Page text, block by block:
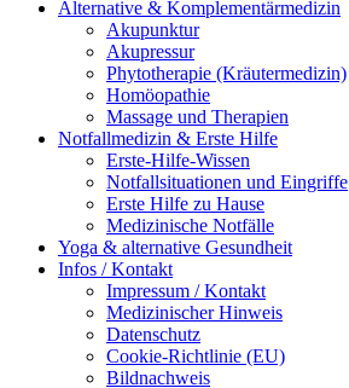
Alternative & Komplementärmedizin
Akupunktur
Akupressur
Phytotherapie (Kräutermedizin)
Homöopathie
Massage und Therapien
Notfallmedizin & Erste Hilfe
Erste-Hilfe-Wissen
Notfallsituationen und Eingriffe
Erste Hilfe zu Hause
Medizinische Notfälle
Yoga & alternative Gesundheit
Infos / Kontakt
Impressum / Kontakt
Medizinischer Hinweis
Datenschutz
Cookie-Richtlinie (EU)
Bildnachweis